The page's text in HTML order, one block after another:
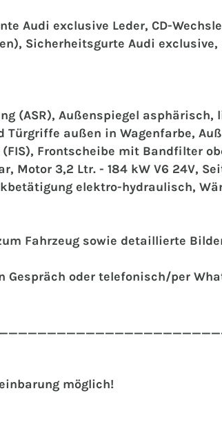
Audi exclusive Leder, CD-
Sicherheitsgurte Audi
(ASR), Außenspiegel
außen in Wagenfarbe,
Frontscheibe mit Bandfilter
3,2 Ltr. - 184 kW V6 24V,
elektro-hydraulisch,
Fahrzeug sowie detaillierte
oder telefonisch/per
möglich!